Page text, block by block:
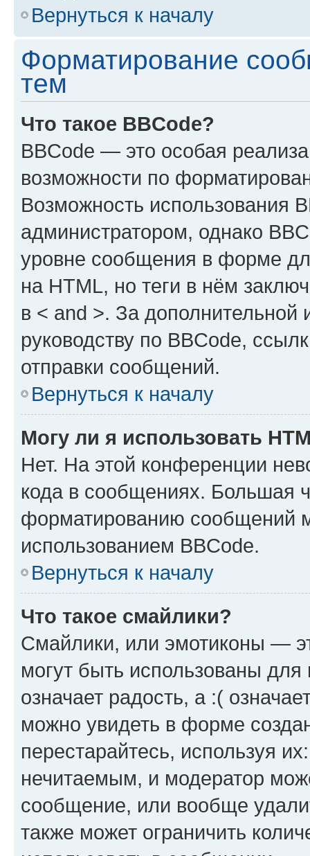
Вернуться к началу
Форматирование
тем
Что такое BBCode?
BBCode — это особая
возможности по
Возможность использования
администратором, однако
уровне сообщения в форме
на HTML, но теги в нём
в < and >. За
руководству по BBCode,
отправки сообщений.
Вернуться к началу
Могу ли я использовать
Нет. На этой конференции
кода в сообщениях. Большая
форматированию сообщений
использованием BBCode.
Вернуться к началу
Что такое смайлики?
Смайлики, или эмотиконы —
могут быть использованы
означает радость, а :(
можно увидеть в форме
перестарайтесь, используя
нечитаемым, и модератор
сообщение, или вообще
также может ограничить